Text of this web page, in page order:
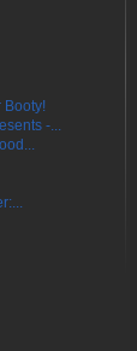
Booty!
-...